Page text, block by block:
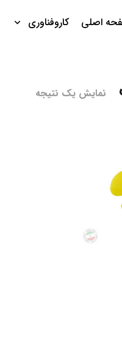
اصلی کار‌و‌فناوری
نمایش یک نتیجه